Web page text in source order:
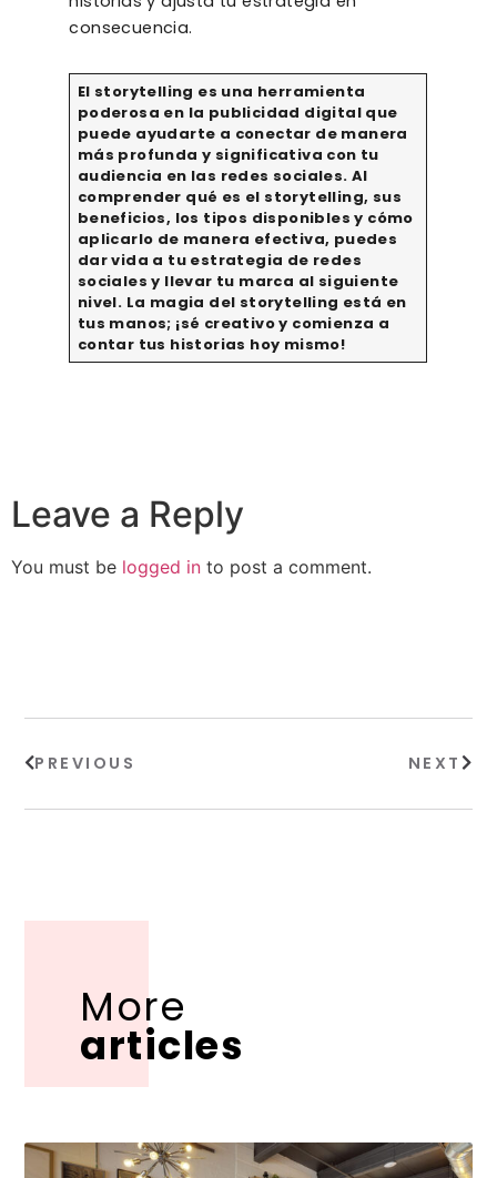
consecuencia.
El storytelling es una herramienta
poderosa en la publicidad digital que
puede ayudarte a conectar de manera
más profunda y significativa con tu
audiencia en las redes sociales. Al
comprender qué es el storytelling, sus
beneficios, los tipos disponibles y cómo
aplicarlo de manera efectiva, puedes
dar vida a tu estrategia de redes
sociales y llevar tu marca al siguiente
nivel. La magia del storytelling está en
tus manos; ¡sé creativo y comienza a
contar tus historias hoy mismo!
Leave a Reply
You must be logged in to post a comment.
PREVIOUS NEXT
More
articles